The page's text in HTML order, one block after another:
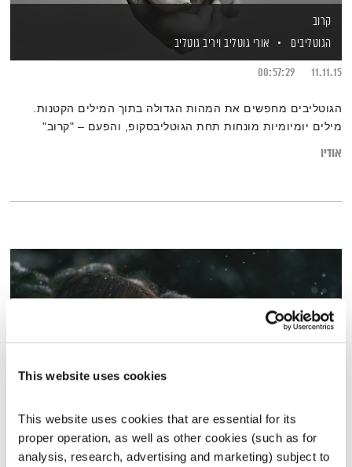
This website uses cookies
This website uses cookies that are essential for its
proper operation, as well as other cookies (such as for
analysis, research, advertising and marketing) subject to
קרוב
הגוטליבים
אורי גוטליב ויריב גוטליב
11.11.15
00:57:29
הגוטליבים מחפשים את המהות הגדולה בתוך המילים הקטנות.
מילים יומיומיות מונחות תחת הגוטליבסקופ, והפעם – "קרוב"
אודיו
השעה המיוחדת
אסי זיגדון